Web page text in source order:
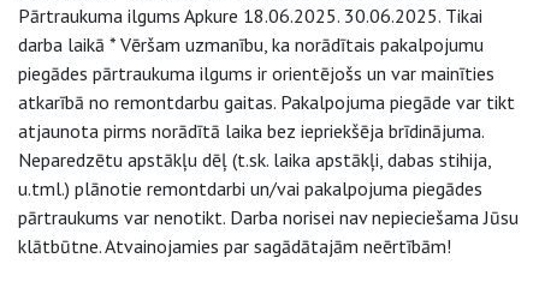
Pārtraukuma ilgums Apkure 18.06.2025. 30.06.2025. Tikai
darba laikā * Vēršam uzmanību, ka norādītais pakalpojumu
piegādes pārtraukuma ilgums ir orientējošs un var mainīties
atkarībā no remontdarbu gaitas. Pakalpojuma piegāde var tikt
atjaunota pirms norādītā laika bez iepriekšēja brīdinājuma.
Neparedzētu apstākļu dēļ (t.sk. laika apstākļi, dabas stihija,
u.tml.) plānotie remontdarbi un/vai pakalpojuma piegādes
pārtraukums var nenotikt. Darba norisei nav nepieciešama Jūsu
klātbūtne. Atvainojamies par sagādātajām neērtībām!